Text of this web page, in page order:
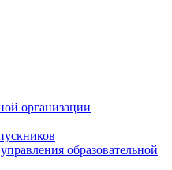
организации
образовательной